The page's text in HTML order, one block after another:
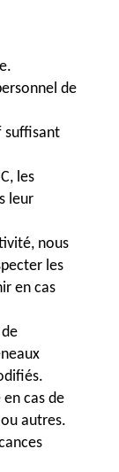
de
suffisant
les
leur
nous
les
en cas
cas de
autres.